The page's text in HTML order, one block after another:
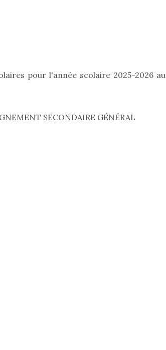
pour l'année scolaire 2025-2026 au
SECONDAIRE GÉNÉRAL